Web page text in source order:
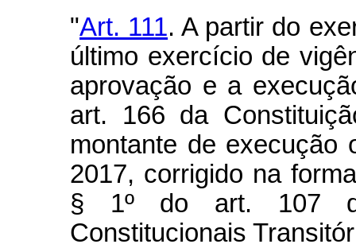
"Art. 111. A partir do
último exercício de
aprovação e a
art. 166 da
montante de execução
2017, corrigido na
§ 1º do art. 107
Constitucionais